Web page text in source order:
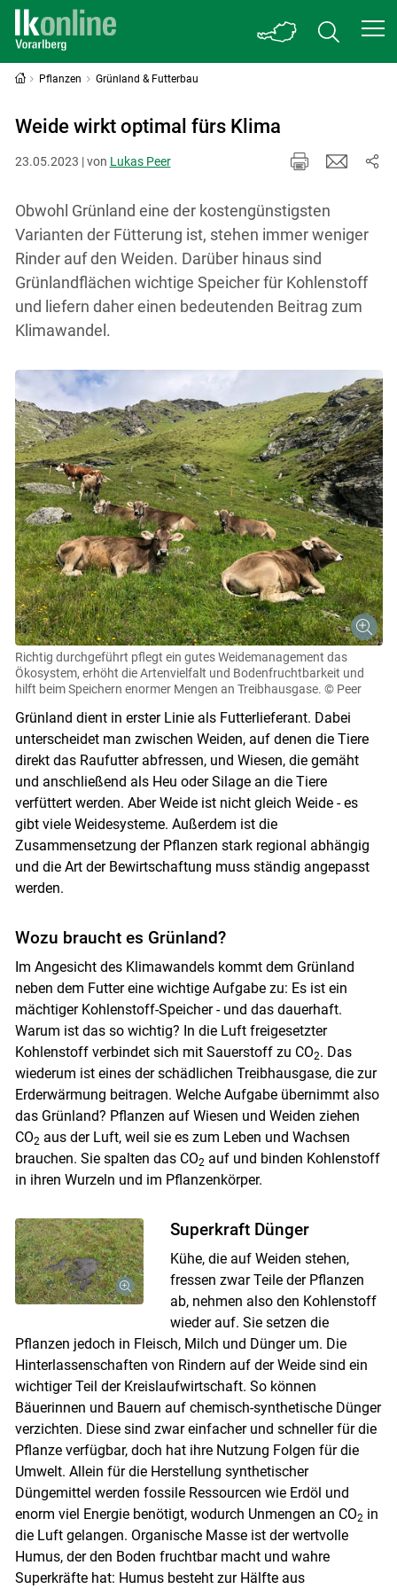
Skip to main content
Pflanzen Grünland & Futterbau
Weide wirkt optimal fürs Klima
23.05.2023 | von Lukas Peer
Obwohl Grünland eine der kostengünstigsten
Varianten der Fütterung ist, stehen immer weniger
Rinder auf den Weiden. Darüber hinaus sind
Grünlandflächen wichtige Speicher für Kohlenstoff
und liefern daher einen bedeutenden Beitrag zum
Klimawandel.
Richtig durchgeführt pflegt ein gutes Weidemanagement das
Ökosystem, erhöht die Artenvielfalt und Bodenfruchtbarkeit und
hilft beim Speichern enormer Mengen an Treibhausgase. © Peer
Grünland dient in erster Linie als Futterlieferant. Dabei
unterscheidet man zwischen Weiden, auf denen die Tiere
direkt das Raufutter abfressen, und Wiesen, die gemäht
und anschließend als Heu oder Silage an die Tiere
verfüttert werden. Aber Weide ist nicht gleich Weide - es
gibt viele Weidesysteme. Außerdem ist die
Zusammensetzung der Pflanzen stark regional abhängig
und die Art der Bewirtschaftung muss ständig angepasst
werden.
Wozu braucht es Grünland?
Im Angesicht des Klimawandels kommt dem Grünland
neben dem Futter eine wichtige Aufgabe zu: Es ist ein
mächtiger Kohlenstoff-Speicher - und das dauerhaft.
Warum ist das so wichtig? In die Luft freigesetzter
Kohlenstoff verbindet sich mit Sauerstoff zu CO2. Das
wiederum ist eines der schädlichen Treibhausgase, die zur
Erderwärmung beitragen. Welche Aufgabe übernimmt also
das Grünland? Pflanzen auf Wiesen und Weiden ziehen
CO2 aus der Luft, weil sie es zum Leben und Wachsen
brauchen. Sie spalten das CO2 auf und binden Kohlenstoff
in ihren Wurzeln und im Pflanzenkörper.
Superkraft Dünger
Kühe, die auf Weiden stehen,
fressen zwar Teile der Pflanzen
ab, nehmen also den Kohlenstoff
wieder auf. Sie setzen die
Pflanzen jedoch in Fleisch, Milch und Dünger um. Die
Hinterlassenschaften von Rindern auf der Weide sind ein
wichtiger Teil der Kreislaufwirtschaft. So können
Bäuerinnen und Bauern auf chemisch-synthetische Dünger
verzichten. Diese sind zwar einfacher und schneller für die
Pflanze verfügbar, doch hat ihre Nutzung Folgen für die
Umwelt. Allein für die Herstellung synthetischer
Düngemittel werden fossile Ressourcen wie Erdöl und
enorm viel Energie benötigt, wodurch Unmengen an CO2 in
die Luft gelangen. Organische Masse ist der wertvolle
Humus, der den Boden fruchtbar macht und wahre
Superkräfte hat: Humus besteht zur Hälfte aus